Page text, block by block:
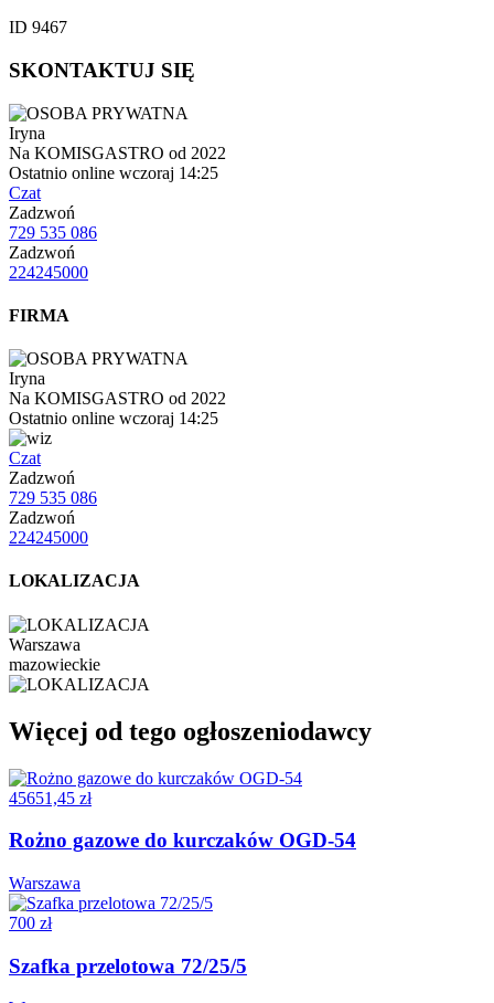
ID 9467
SKONTAKTUJ SIĘ
Iryna
Na KOMISGASTRO od 2022
Ostatnio online wczoraj 14:25
Czat
Zadzwoń
729 535 086
Zadzwoń
224245000
FIRMA
Iryna
Na KOMISGASTRO od 2022
Ostatnio online wczoraj 14:25
Czat
Zadzwoń
729 535 086
Zadzwoń
224245000
LOKALIZACJA
Warszawa
mazowieckie
Więcej od tego ogłoszeniodawcy
45651,45 zł
Rożno gazowe do kurczaków OGD-54
Warszawa
700 zł
Szafka przelotowa 72/25/5